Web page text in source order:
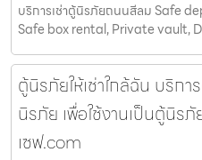
บริการเช่าตู้นิรภัยถนนสีลม Safe
Safe box rental, Private vault,
ตู้นิรภัยให้เช่าใกล้ฉัน บริกา
นิรภัย เพื่อใช้งานเป็นตู้นิร
เซฟ.com